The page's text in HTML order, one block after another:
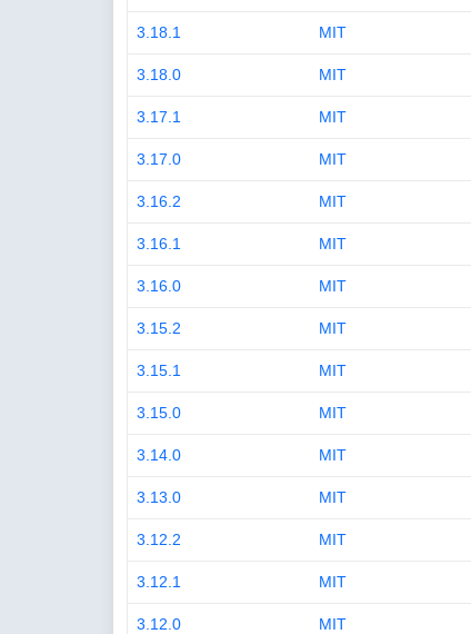
3.18.1 MIT
3.18.0 MIT
3.17.1 MIT
3.17.0 MIT
3.16.2 MIT
3.16.1 MIT
3.16.0 MIT
3.15.2 MIT
3.15.1 MIT
3.15.0 MIT
3.14.0 MIT
3.13.0 MIT
3.12.2 MIT
3.12.1 MIT
3.12.0 MIT